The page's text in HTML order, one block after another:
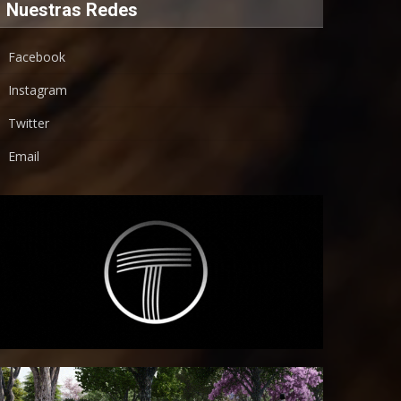
Nuestras Redes
Facebook
Instagram
Twitter
Email